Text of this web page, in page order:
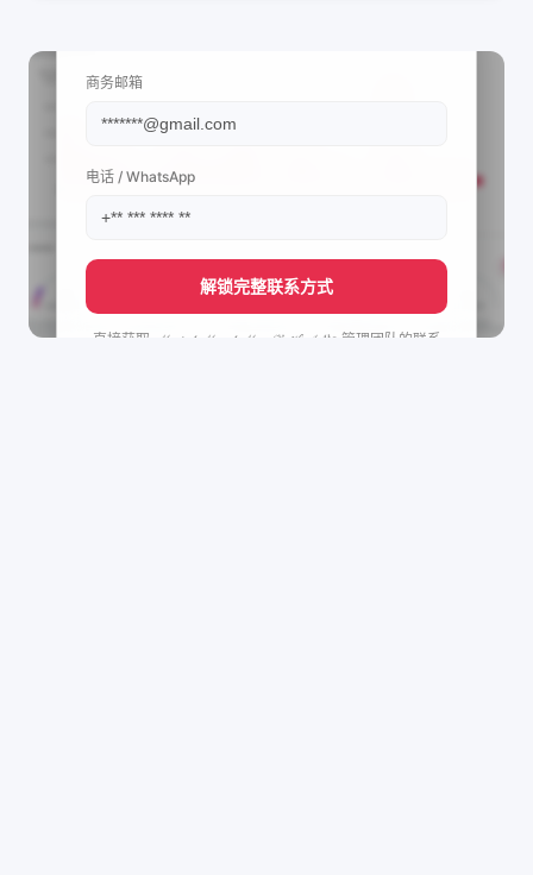
商务邮箱
电话 / WhatsApp
解锁完整联系方式
直接获取 ℳ𝓎𝒾𝓃𝓉 ℳ𝓎𝒶𝓉 ℳℴℯ ❦ ℋ𝒜𝒩's 管理团队的联系